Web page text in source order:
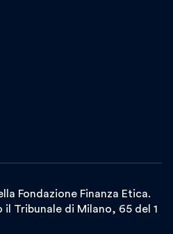
Fondazione Finanza Etica.
Tribunale di Milano, 65 del 1